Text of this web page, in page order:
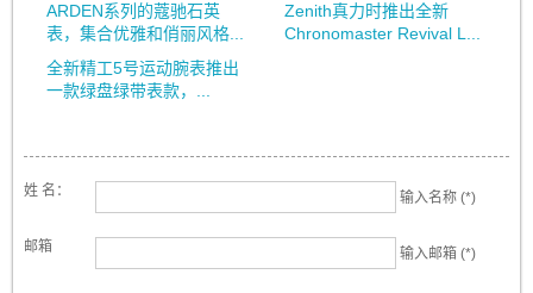
ARDEN系列的蔻驰石英
表，集合优雅和俏丽风格...
Zenith真力时推出全新
Chronomaster Revival L...
全新精工5号运动腕表推出
一款绿盘绿带表款，...
姓 名： 输入名称 (*)
邮箱 输入邮箱 (*)